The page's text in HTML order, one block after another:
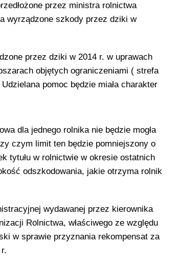
przez ministra rolnictwa
wyrządzone szkody przez dziki w
przez dziki w 2014 r. w uprawach
objętych ograniczeniami ( strefa
pomoc będzie miała charakter
dla jednego rolnika nie będzie mogła
czym limit ten będzie pomniejszony o
tytułu w rolnictwie w okresie ostatnich
odszkodowania, jakie otrzyma rolnik
wydawanej przez kierownika
Rolnictwa, właściwego ze względu
w sprawie przyznania rekompensat za